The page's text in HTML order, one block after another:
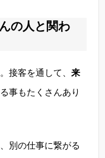
の人と関わ
接客を通して、 来
事もたくさんあり
別の仕事に繋がる